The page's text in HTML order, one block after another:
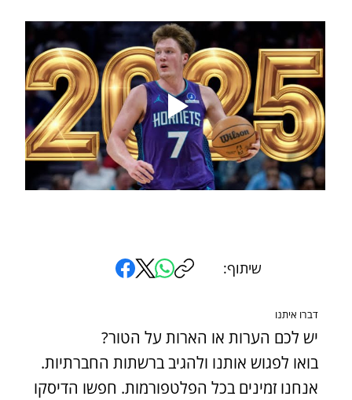
שיתוף:
דברו איתנו
יש לכם הערות או הארות על הטור?
בואו לפגוש אותנו ולהגיב ברשתות החברתיות.
אנחנו זמינים בכל הפלטפורמות. חפשו הדיסקו